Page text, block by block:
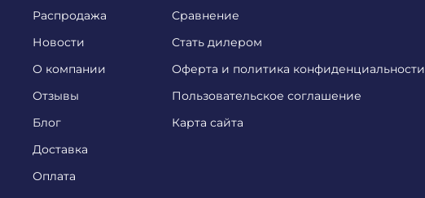
Распродажа
Новости
О компании
Отзывы
Блог
Доставка
Оплата
Сравнение
Стать дилером
Оферта и политика конфиденциальности
Пользовательское соглашение
Карта сайта